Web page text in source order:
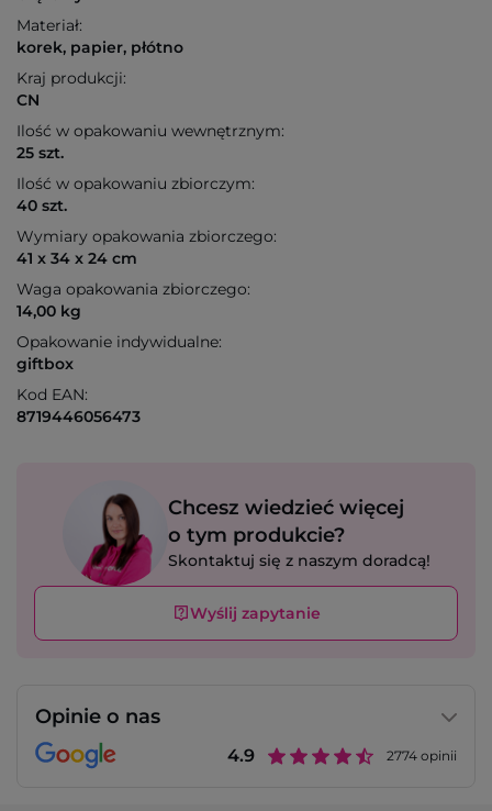
Materiał:
korek, papier, płótno
Kraj produkcji:
CN
Ilość w opakowaniu wewnętrznym:
25 szt.
Ilość w opakowaniu zbiorczym:
40 szt.
Wymiary opakowania zbiorczego:
41 x 34 x 24 cm
Waga opakowania zbiorczego:
14,00 kg
Opakowanie indywidualne:
giftbox
Kod EAN:
8719446056473
Chcesz wiedzieć więcej
o tym produkcie?
Skontaktuj się z naszym doradcą!
Wyślij zapytanie
Opinie o nas
4.9 2774 opinii